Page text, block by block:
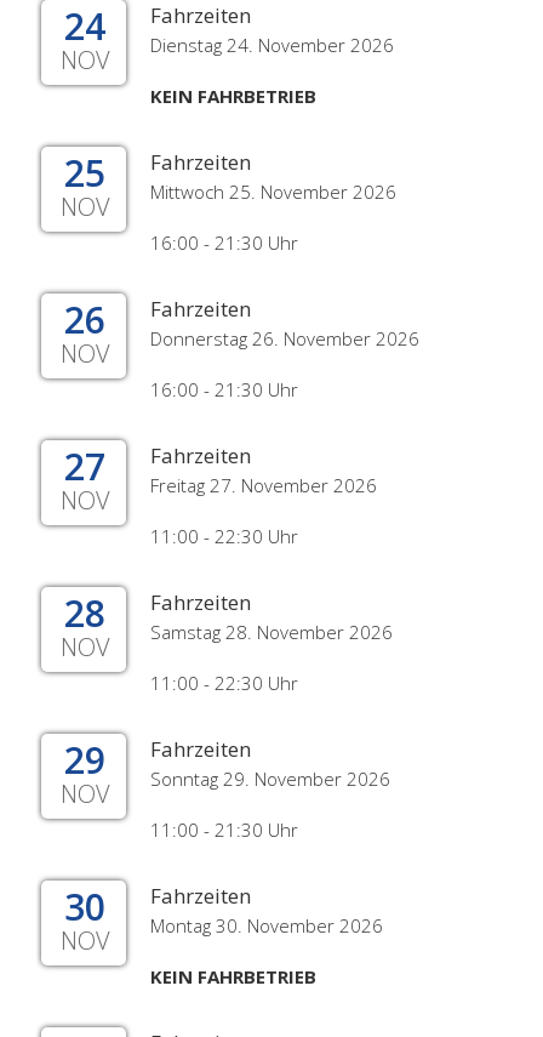
24
NOV
Fahrzeiten
Dienstag 24. November 2026
KEIN FAHRBETRIEB
25
NOV
Fahrzeiten
Mittwoch 25. November 2026
16:00 - 21:30 Uhr
26
NOV
Fahrzeiten
Donnerstag 26. November 2026
16:00 - 21:30 Uhr
27
NOV
Fahrzeiten
Freitag 27. November 2026
11:00 - 22:30 Uhr
28
NOV
Fahrzeiten
Samstag 28. November 2026
11:00 - 22:30 Uhr
29
NOV
Fahrzeiten
Sonntag 29. November 2026
11:00 - 21:30 Uhr
30
NOV
Fahrzeiten
Montag 30. November 2026
KEIN FAHRBETRIEB